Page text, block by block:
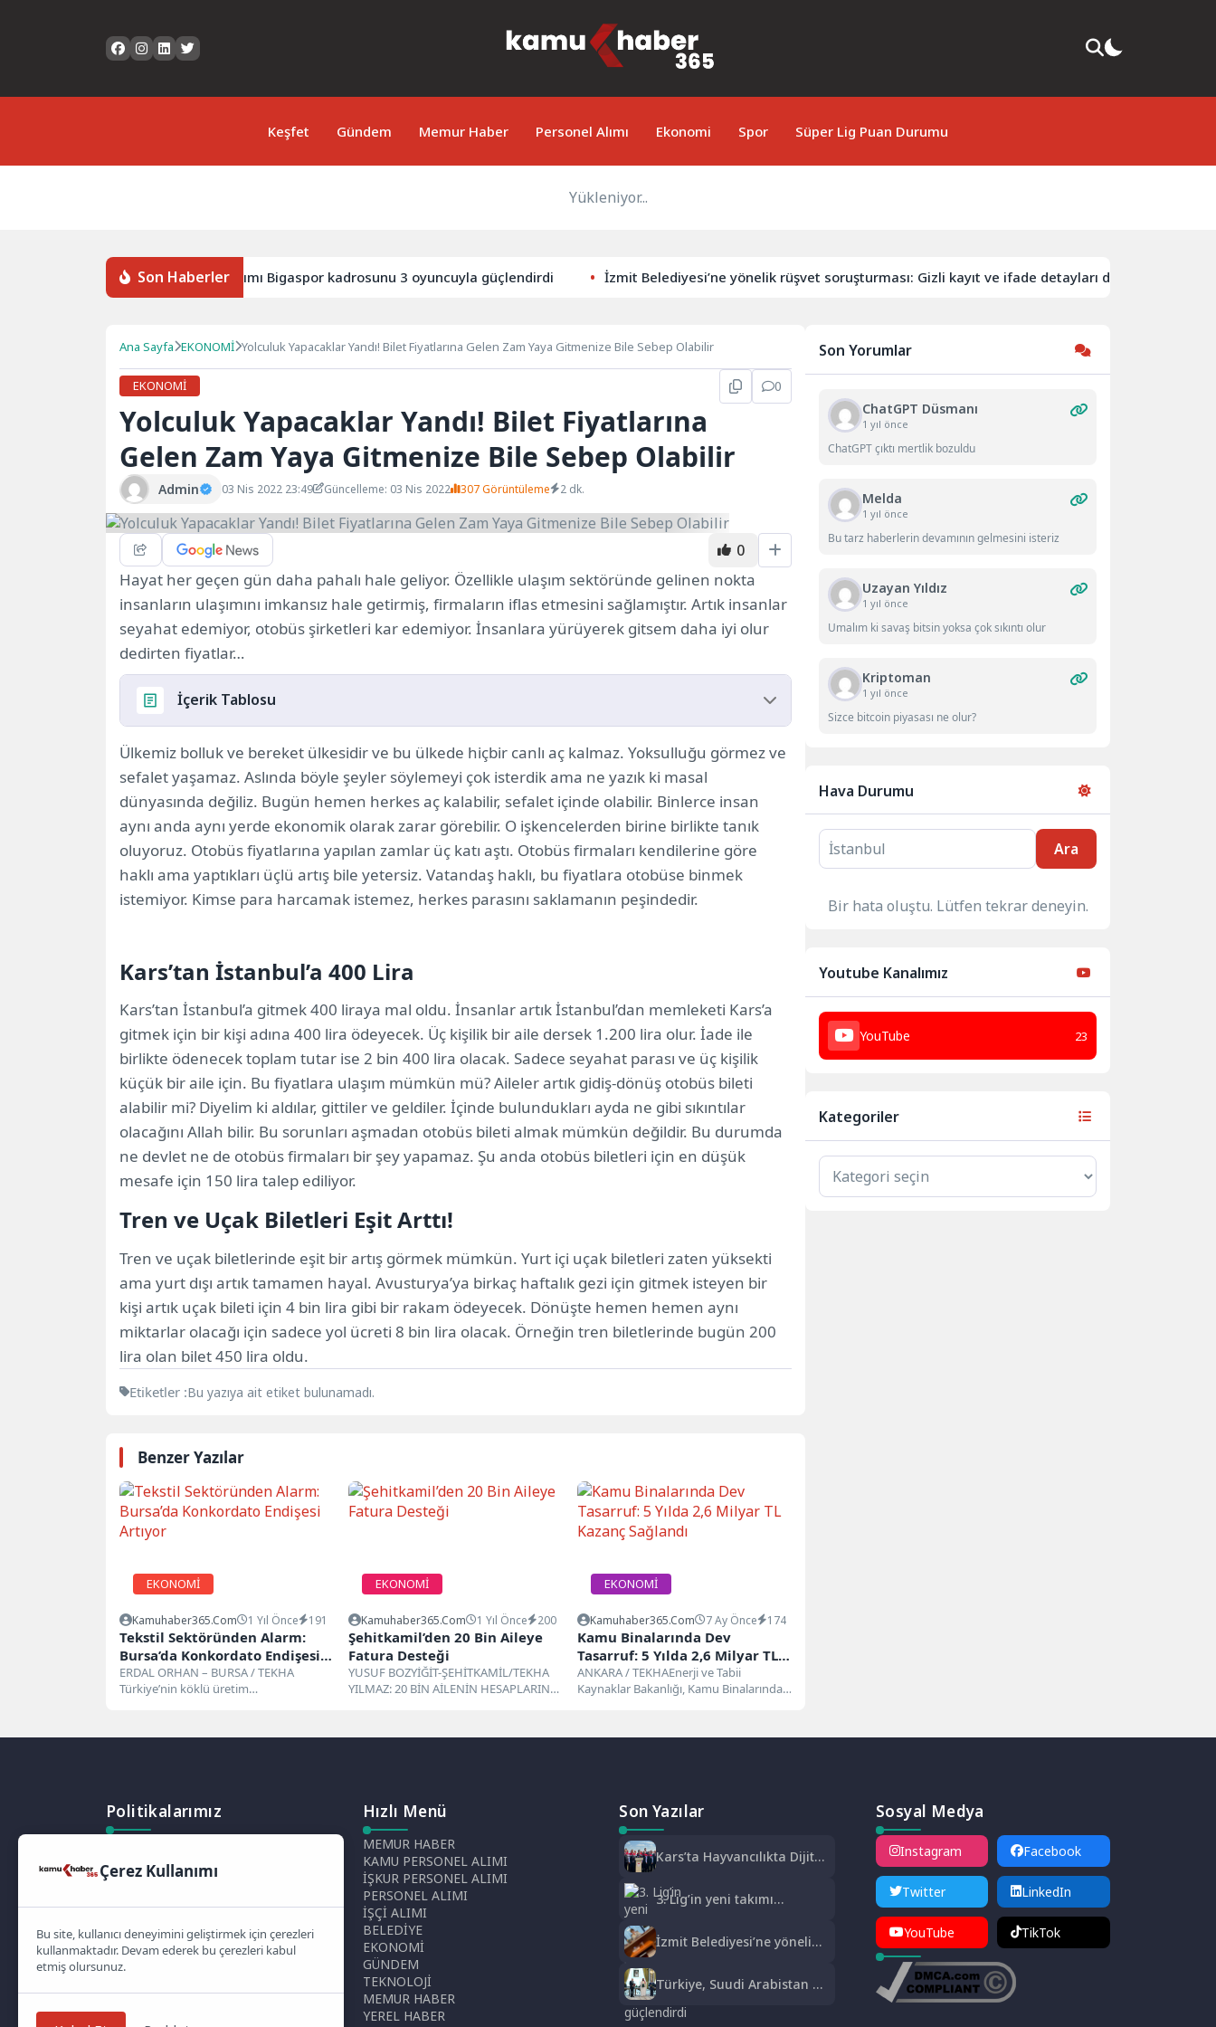
Keşfet Gündem Memur Haber Personel Alımı Ekonomi Spor Süper Lig Puan Durumu
Yükleniyor...
Son Haberler
3. Lig’in yeni takımı Bigaspor kadrosunu 3 oyuncuyla güçlendirdi İzmit Belediyesi’ne yönelik rüşvet soruşturması: Gizli kayıt ve ifade detayları dosyada
Ana Sayfa EKONOMİ Yolculuk Yapacaklar Yandı! Bilet Fiyatlarına Gelen Zam Yaya Gitmenize Bile Sebep Olabilir
EKONOMİ 0
Yolculuk Yapacaklar Yandı! Bilet Fiyatlarına
Gelen Zam Yaya Gitmenize Bile Sebep Olabilir
Admin 03 Nis 2022 23:49 Güncelleme: 03 Nis 2022 307 Görüntüleme 2 dk.
0
Hayat her geçen gün daha pahalı hale geliyor. Özellikle ulaşım sektöründe gelinen nokta
insanların ulaşımını imkansız hale getirmiş, firmaların iflas etmesini sağlamıştır. Artık insanlar
seyahat edemiyor, otobüs şirketleri kar edemiyor. İnsanlara yürüyerek gitsem daha iyi olur
dedirten fiyatlar…
İçerik Tablosu
Kars’tan İstanbul’a 400 Lira
Tren ve Uçak Biletleri Eşit Arttı!
Ülkemiz bolluk ve bereket ülkesidir ve bu ülkede hiçbir canlı aç kalmaz. Yoksulluğu görmez ve
sefalet yaşamaz. Aslında böyle şeyler söylemeyi çok isterdik ama ne yazık ki masal
dünyasında değiliz. Bugün hemen herkes aç kalabilir, sefalet içinde olabilir. Binlerce insan
aynı anda aynı yerde ekonomik olarak zarar görebilir. O işkencelerden birine birlikte tanık
oluyoruz. Otobüs fiyatlarına yapılan zamlar üç katı aştı. Otobüs firmaları kendilerine göre
haklı ama yaptıkları üçlü artış bile yetersiz. Vatandaş haklı, bu fiyatlara otobüse binmek
istemiyor. Kimse para harcamak istemez, herkes parasını saklamanın peşindedir.
Kars’tan İstanbul’a 400 Lira
Kars’tan İstanbul’a gitmek 400 liraya mal oldu. İnsanlar artık İstanbul’dan memleketi Kars’a
gitmek için bir kişi adına 400 lira ödeyecek. Üç kişilik bir aile dersek 1.200 lira olur. İade ile
birlikte ödenecek toplam tutar ise 2 bin 400 lira olacak. Sadece seyahat parası ve üç kişilik
küçük bir aile için. Bu fiyatlara ulaşım mümkün mü? Aileler artık gidiş-dönüş otobüs bileti
alabilir mi? Diyelim ki aldılar, gittiler ve geldiler. İçinde bulundukları ayda ne gibi sıkıntılar
olacağını Allah bilir. Bu sorunları aşmadan otobüs bileti almak mümkün değildir. Bu durumda
ne devlet ne de otobüs firmaları bir şey yapamaz. Şu anda otobüs biletleri için en düşük
mesafe için 150 lira talep ediliyor.
Tren ve Uçak Biletleri Eşit Arttı!
Tren ve uçak biletlerinde eşit bir artış görmek mümkün. Yurt içi uçak biletleri zaten yüksekti
ama yurt dışı artık tamamen hayal. Avusturya’ya birkaç haftalık gezi için gitmek isteyen bir
kişi artık uçak bileti için 4 bin lira gibi bir rakam ödeyecek. Dönüşte hemen hemen aynı
miktarlar olacağı için sadece yol ücreti 8 bin lira olacak. Örneğin tren biletlerinde bugün 200
lira olan bilet 450 lira oldu.
Etiketler :Bu yazıya ait etiket bulunamadı.
Benzer Yazılar
EKONOMİ
Kamuhaber365.com 1 Yıl Önce 191
Tekstil Sektöründen Alarm:
Bursa’da Konkordato Endişesi
Artıyor
ERDAL ORHAN – BURSA / TEKHA
Türkiye’nin köklü üretim
EKONOMİ
Kamuhaber365.com 1 Yıl Önce 200
Şehitkamil’den 20 Bin Aileye
Fatura Desteği
YUSUF BOZYİĞİT-ŞEHİTKAMİL/TEKHA
YILMAZ: 20 BİN AİLENİN HESAPLARINA
EKONOMİ
Kamuhaber365.com 7 Ay Önce 174
Kamu Binalarında Dev
Tasarruf: 5 Yılda 2,6 Milyar TL
Kazanç Sağlandı
ANKARA / TEKHAEnerji ve Tabii
Kaynaklar Bakanlığı, Kamu Binalarındaki
Son Yorumlar
ChatGPT Düsmanı
1 yıl önce
ChatGPT çıktı mertlik bozuldu
Melda
1 yıl önce
Bu tarz haberlerin devamının gelmesini isteriz
Uzayan Yıldız
1 yıl önce
Umalım ki savaş bitsin yoksa çok sıkıntı olur
Kriptoman
1 yıl önce
Sizce bitcoin piyasası ne olur?
Hava Durumu
Ara
Bir hata oluştu. Lütfen tekrar deneyin.
Youtube Kanalımız
YouTube 23
Kategoriler
Politikalarımız
Çerez Politikası
Telif Hakları Politikası
Hızlı Menü
MEMUR HABER
KAMU PERSONEL ALIMI
İŞKUR PERSONEL ALIMI
PERSONEL ALIMI
İŞÇİ ALIMI
BELEDİYE
EKONOMİ
GÜNDEM
TEKNOLOJİ
MEMUR HABER
YEREL HABER
Son Yazılar
Kars’ta Hayvancılıkta Dijital
3. Lig’in yeni takımı
oyuncuyla güçlendirdi
İzmit Belediyesi’ne yönelik
kayıt ve ifade detayları
dosyada
Türkiye, Suudi Arabistan ve
Ortak Savunma Anlaşması
Sosyal Medya
Instagram Facebook
Twitter LinkedIn
YouTube TikTok
Çerez Kullanımı
Bu site, kullanıcı deneyimini geliştirmek için çerezleri
kullanmaktadır. Devam ederek bu çerezleri kabul
etmiş olursunuz.